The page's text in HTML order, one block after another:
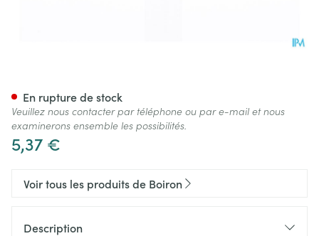
5,37 €
En rupture de stock
Veuillez nous contacter par téléphone ou par e-mail et nous
examinerons ensemble les possibilités.
Voir tous les produits de Boiron
Description